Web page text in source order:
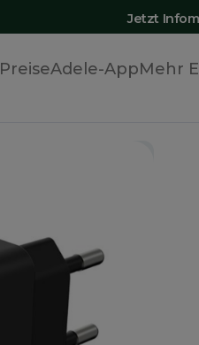
Jetzt
PreiseAdele-AppMehr